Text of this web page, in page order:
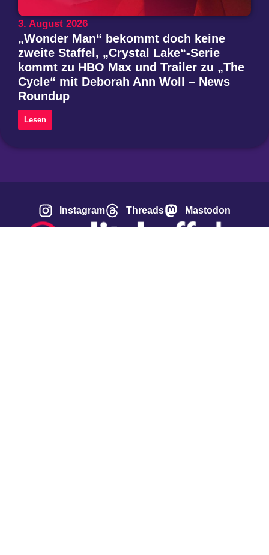
3. August 2026
„Wonder Man“ bekommt doch keine
zweite Staffel, „Crystal Lake“-Serie
kommt zu HBO Max und Trailer zu „The
Cycle“ mit Deborah Ann Woll – News
Roundup
Lesen
Instagram Threads Mastodon